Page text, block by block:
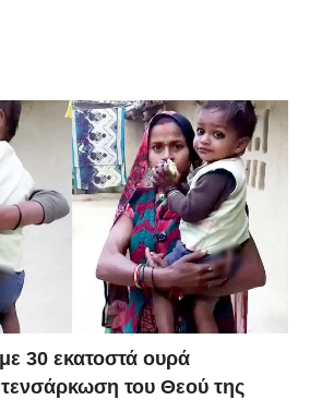
30 εκατοστά ουρά
του Θεού της